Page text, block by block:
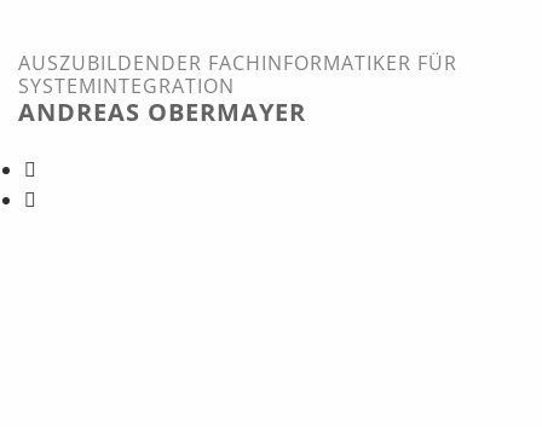
ANDREAS OBERMAYER
AUSZUBILDENDER FACHINFORMATIKER FÜR
SYSTEMINTEGRATION